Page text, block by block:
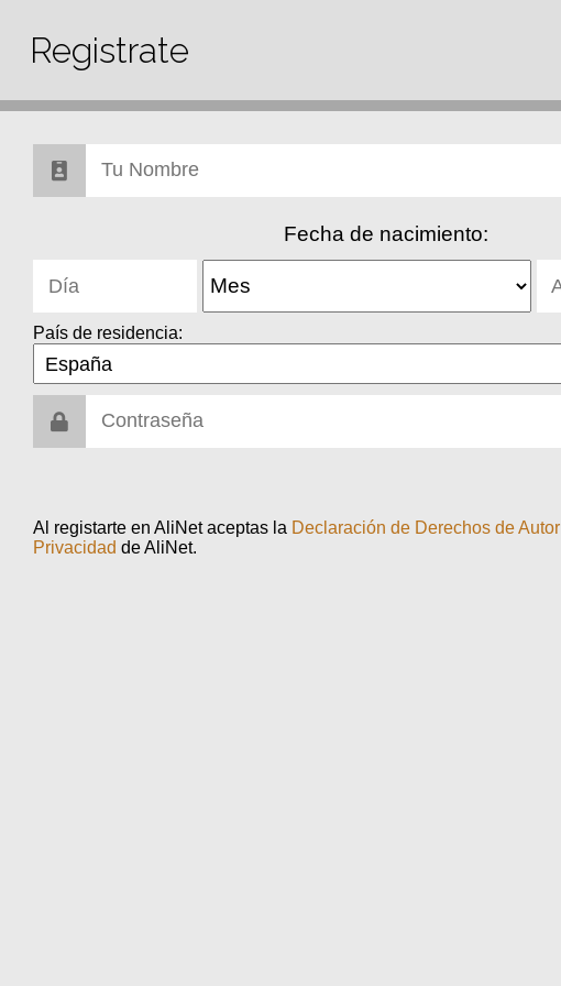
Registrate
Fecha de nacimiento:
País de residencia:
Al registarte en AliNet aceptas la Declaración de Derechos de Autor
Privacidad de AliNet.